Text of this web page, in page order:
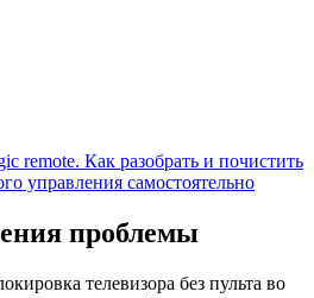
remote. Как разобрать и почистить
управления самостоятельно
проблемы
телевизора без пульта во